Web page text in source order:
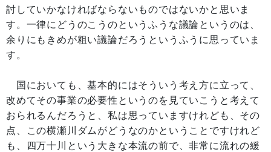
討していかなければならないものではないかと思いま
す。一律にどうのこうのというふうな議論というのは、
余りにもきめが粗い議論だろうというふうに思っていま
す。
国においても、基本的にはそういう考え方に立って、
改めてその事業の必要性というのを見ていこうと考えて
おられるんだろうと、私は思っていますけれども、その
点、この横瀬川ダムがどうなのかということですけれど
も、四万十川という大きな本流の前で、非常に流れの緩